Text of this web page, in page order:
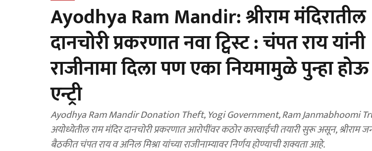
Ayodhya Ram Mandir: श्रीराम मंदिरातील
दानचोरी प्रकरणात नवा ट्विस्ट : चंपत राय यांनी
राजीनामा दिला पण एका नियमामुळे पुन्हा
एन्ट्री
Ayodhya Ram Mandir Donation Theft, Yogi Government, Ram Janmabhoomi
अयोध्येतील राम मंदिर दानचोरी प्रकरणात आरोपींवर कठोर कारवाईची तयारी सुरू असून, श्रीराम
बैठकीत चंपत राय व अनिल मिश्रा यांच्या राजीनाम्यावर निर्णय होण्याची शक्यता आहे.